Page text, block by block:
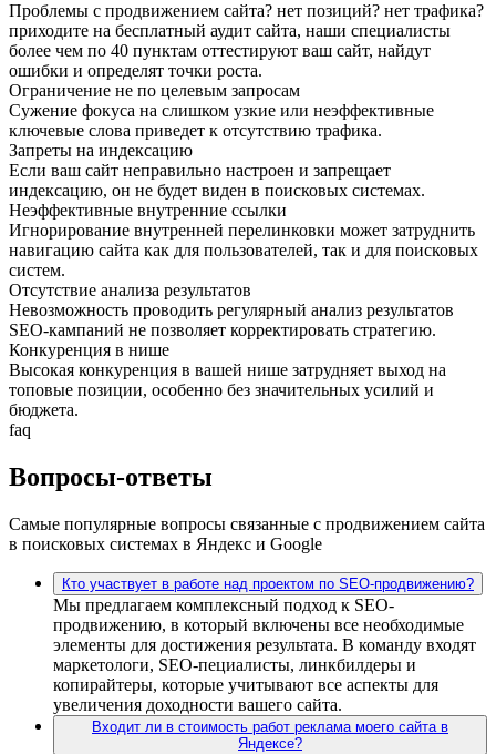
Проблемы с продвижением сайта? нет позиций? нет трафика?
приходите на бесплатный аудит сайта, наши специалисты
более чем по 40 пунктам оттестируют ваш сайт, найдут
ошибки и определят точки роста.
Ограничение не по целевым запросам
Сужение фокуса на слишком узкие или неэффективные
ключевые слова приведет к отсутствию трафика.
Запреты на индексацию
Если ваш сайт неправильно настроен и запрещает
индексацию, он не будет виден в поисковых системах.
Неэффективные внутренние ссылки
Игнорирование внутренней перелинковки может затруднить
навигацию сайта как для пользователей, так и для поисковых
систем.
Отсутствие анализа результатов
Невозможность проводить регулярный анализ результатов
SEO-кампаний не позволяет корректировать стратегию.
Конкуренция в нише
Высокая конкуренция в вашей нише затрудняет выход на
топовые позиции, особенно без значительных усилий и
бюджета.
faq
Вопросы-ответы
Самые популярные вопросы связанные с продвижением сайта
в поисковых системах в Яндекс и Google
Кто участвует в работе над проектом по SEO-продвижению?
Мы предлагаем комплексный подход к SEO-
продвижению, в который включены все необходимые
элементы для достижения результата. В команду входят
маркетологи, SEO-пециалисты, линкбилдеры и
копирайтеры, которые учитывают все аспекты для
увеличения доходности вашего сайта.
Входит ли в стоимость работ реклама моего сайта в
Яндексе?